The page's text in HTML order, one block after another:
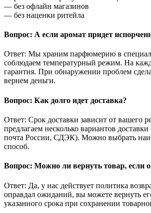
— без офлайн магазинов
— без наценки ритейла
Вопрос: А если аромат придет
Ответ: Мы храним парфюмерию в
соблюдаем температурный режим. На
гарантия. При обнаружении проблем
вернем деньги.
Вопрос: Как долго идет доставка?
Ответ: Срок доставки зависит от вашего
предлагаем несколько вариантов
почта России, СДЭК). Можно выбрать
способ.
Вопрос: Можно ли вернуть товар, если
Ответ: Да, у нас действует политика
оправдал ожиданий, вы можете вернуть
указанного срока при сохранении